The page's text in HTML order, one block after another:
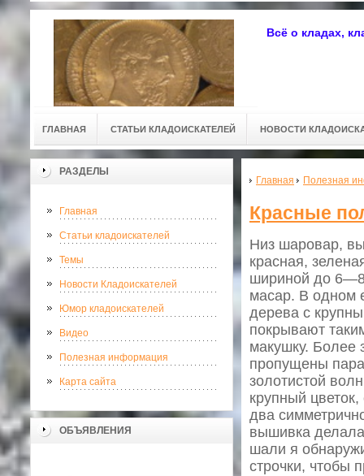
Всё о кладах,
ГЛАВНАЯ СТАТЬИ КЛАДОИСКАТЕЛЕЙ НОВОСТИ
РАЗДЕЛЫ
Главная
Статьи кладоискателей
Темы
Новости Кладоискателей
Юмор кладоискателей
Видео
Полезная информация
Карта сайта
ОБЪЯВЛЕНИЯ
Главная Полезная
Красные
Низ шаровар,
красная,
шириной до 6—8
масар. В одном
дерева с
покрывают
макушку. Более
пропущены
золотистой
крупный
два
вышивка
шали я
строчки, чтобы